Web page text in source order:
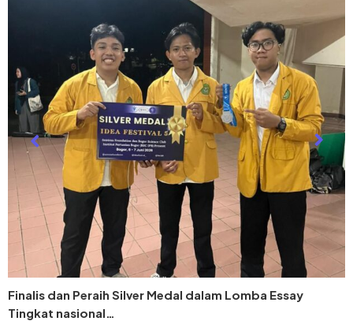
Finalis dan Peraih Silver Medal dalam Lomba Essay
Tingkat nasional…